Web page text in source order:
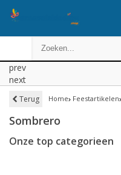
prev
next
Terug Home Feestartikelen
Sombrero
Onze top categorieen